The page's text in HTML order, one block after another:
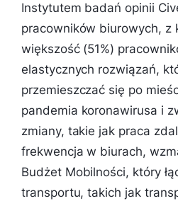
Instytutem badań opinii
pracowników biurowych, z
większość (51%)
elastycznych rozwiązań,
przemieszczać się po
pandemia koronawirusa i
zmiany, takie jak praca
frekwencja w biurach,
Budżet Mobilności, który
transportu, takich jak